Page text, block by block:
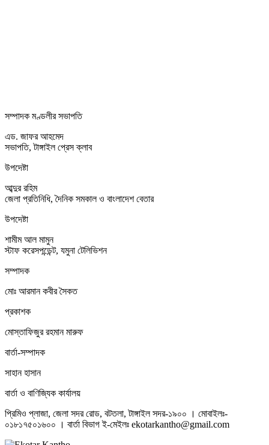
সম্পাদক মণ্ডলীর সভাপতি
এড. জাফর আহমেদ
সভাপতি, টাঙ্গাইল প্রেস ক্লাব
উপদেষ্টা
আব্দুর রহিম
জেলা প্রতিনিধি, দৈনিক সমকাল ও বাংলাদেশ বেতার
উপদেষ্টা
শামীম আল মামুন
স্টাফ করেসপন্ডেন্ট, যমুনা টেলিভিশন
সম্পাদক
মোঃ আরমান কবীর সৈকত
প্রকাশক
মোস্তাফিজুর রহমান মারুফ
বার্তা-সম্পাদক
সাহান হাসান
বার্তা ও বাণিজ্যিক কার্যালয়
প্রিমিও প্লাজা, জেলা সদর রোড, বটতলা, টাঙ্গাইল সদর-১৯০০ । মোবাইলঃ-
০১৮১৭৫০১৬০০ । বার্তা বিভাগ ই-মেইলঃ ekotarkantho@gmail.com